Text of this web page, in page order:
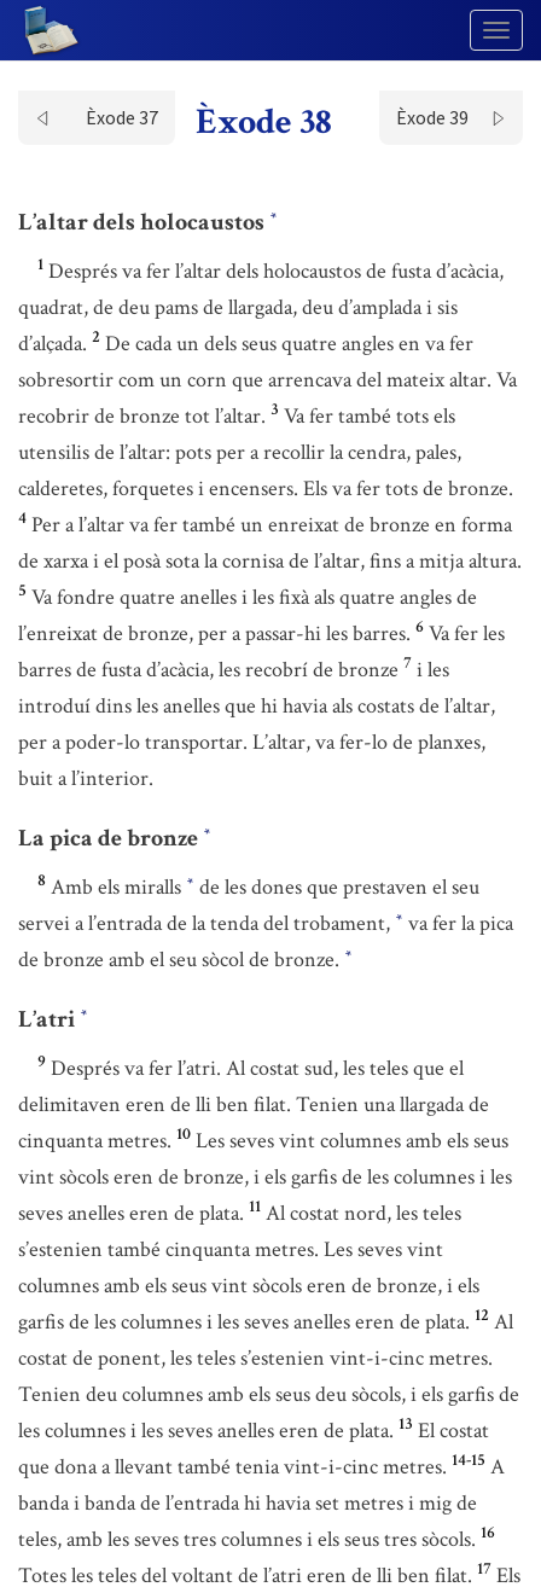
Èxode 37 Èxode 38 Èxode 39
L’altar dels holocaustos *
1 Després va fer l’altar dels holocaustos de fusta d’acàcia,
quadrat, de deu pams de llargada, deu d’amplada i sis
d’alçada. 2 De cada un dels seus quatre angles en va fer
sobresortir com un corn que arrencava del mateix altar. Va
recobrir de bronze tot l’altar. 3 Va fer també tots els
utensilis de l’altar: pots per a recollir la cendra, pales,
calderetes, forquetes i encensers. Els va fer tots de bronze.
4 Per a l’altar va fer també un enreixat de bronze en forma
de xarxa i el posà sota la cornisa de l’altar, fins a mitja altura.
5 Va fondre quatre anelles i les fixà als quatre angles de
l’enreixat de bronze, per a passar-hi les barres. 6 Va fer les
barres de fusta d’acàcia, les recobrí de bronze 7 i les
introduí dins les anelles que hi havia als costats de l’altar,
per a poder-lo transportar. L’altar, va fer-lo de planxes,
buit a l’interior.
La pica de bronze *
8 Amb els miralls * de les dones que prestaven el seu
servei a l’entrada de la tenda del trobament, * va fer la pica
de bronze amb el seu sòcol de bronze. *
L’atri *
9 Després va fer l’atri. Al costat sud, les teles que el
delimitaven eren de lli ben filat. Tenien una llargada de
cinquanta metres. 10 Les seves vint columnes amb els seus
vint sòcols eren de bronze, i els garfis de les columnes i les
seves anelles eren de plata. 11 Al costat nord, les teles
s’estenien també cinquanta metres. Les seves vint
columnes amb els seus vint sòcols eren de bronze, i els
garfis de les columnes i les seves anelles eren de plata. 12 Al
costat de ponent, les teles s’estenien vint-i-cinc metres.
Tenien deu columnes amb els seus deu sòcols, i els garfis de
les columnes i les seves anelles eren de plata. 13 El costat
que dona a llevant també tenia vint-i-cinc metres. 14-15 A
banda i banda de l’entrada hi havia set metres i mig de
teles, amb les seves tres columnes i els seus tres sòcols. 16
Totes les teles del voltant de l’atri eren de lli ben filat. 17 Els